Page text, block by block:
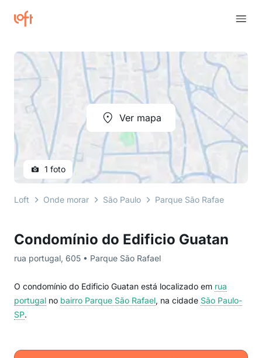
Condomínio do Edificio Guatan
rua portugal, 605 • Parque São Rafael
O condomínio do Edificio Guatan está localizado em rua
portugal no bairro Parque São Rafael, na cidade São Paulo-
SP.
Ver mapa
1 foto
Loft Onde morar São Paulo Parque São Rafael